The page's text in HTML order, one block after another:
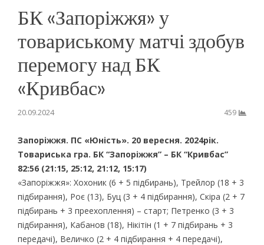
БК «Запоріжжя» у
товариському матчі здобув
перемогу над БК
«Кривбас»
20.09.2024 459
Запоріжжя. ПС «Юність». 20 вересня. 2024рік.
Товариська гра. БК “Запоріжжя” – БК “Кривбас”
82:56 (21:15, 25:12, 21:12, 15:17)
«Запоріжжя»: Хохоник (6 + 5 підбирань), Трейлор (18 + 3
підбирання), Роє (13), Буц (3 + 4 підбирання), Скіра (2 + 7
підбирань + 3 преехоплення) – старт; Петренко (3 + 3
підбирання), Кабанов (18), Нікітін (1 + 7 підбирань + 3
передачі), Величко (2 + 4 підбирання + 4 передачі),